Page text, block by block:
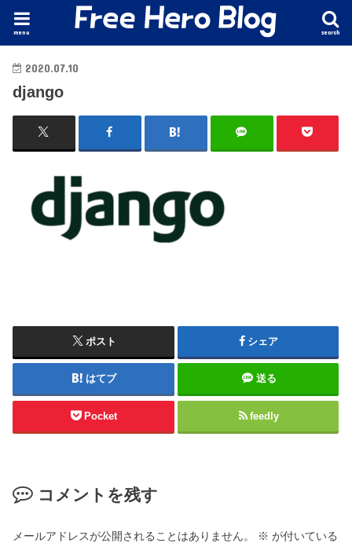
search
menu
2020.07.10
django
ポスト シェア
はてブ 送る
Pocket feedly
コメントを残す
メールアドレスが公開されることはありません。 ※ が付いている